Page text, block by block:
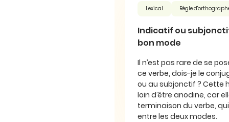
Lexical Règle
Indicatif ou
bon mode
Il n’est pas rare de se
ce verbe, dois-je le
ou au subjonctif ? Cette
loin d’être anodine, car
terminaison du verbe,
entre les deux modes.